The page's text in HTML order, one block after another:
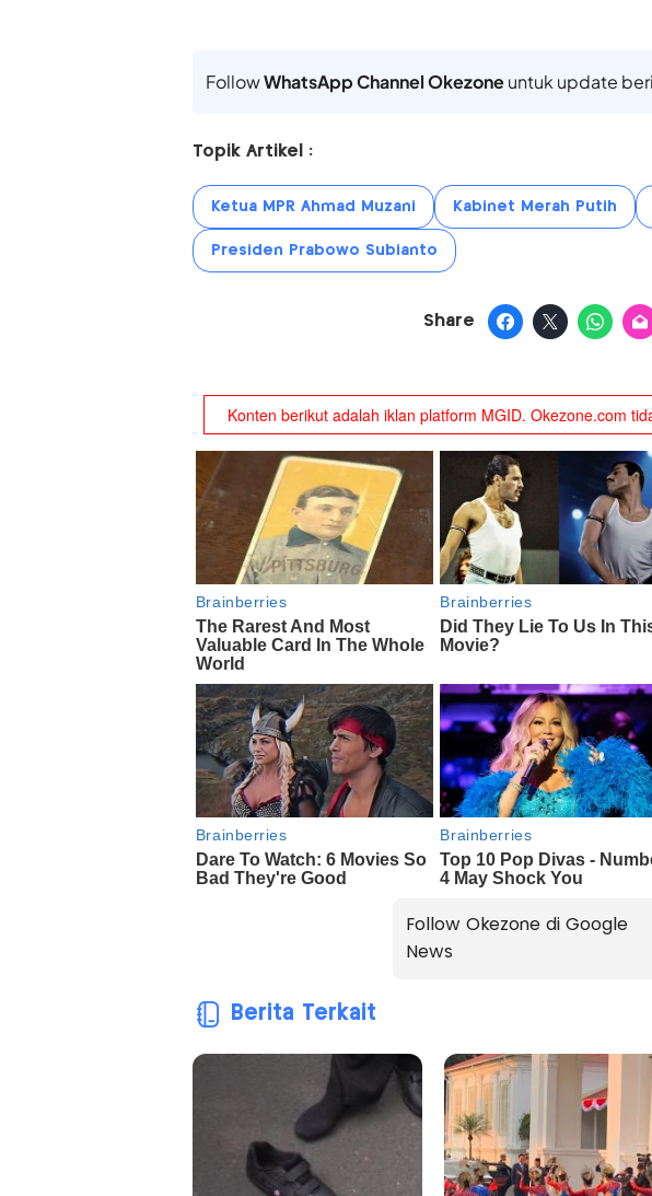
FollowWhatsApp Channel Okezoneuntuk update
Topik Artikel :
Ketua MPR Ahmad Muzani Kabinet Merah Putih
Presiden Prabowo Subianto
Share
Follow Okezone di Google
News
Berita Terkait